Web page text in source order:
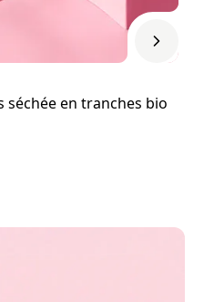
séchée en tranches bio